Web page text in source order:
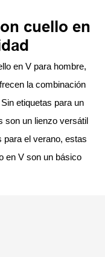
cuello en
en V para hombre,
la combinación
etiquetas para un
son un lienzo versátil
para el verano, estas
en V son un básico